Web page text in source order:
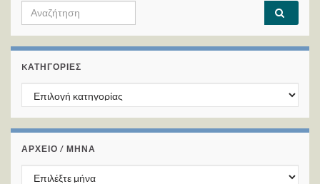
Search for:
KΑΤΗΓΟΡΊΕΣ
Kατηγορίες
ΑΡΧΕΙΟ / ΜΗΝΑ
ΑΡΧΕΙΟ / ΜΗΝΑ